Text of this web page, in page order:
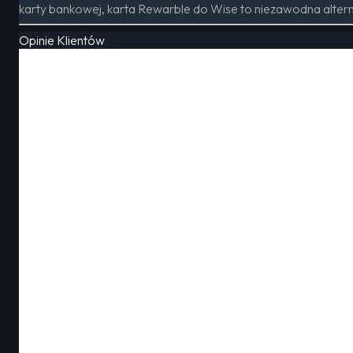
karty bankowej, karta Rewarble do Wise to niezawodna
Opinie Klientów